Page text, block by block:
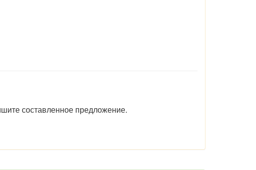
составленное предложение.